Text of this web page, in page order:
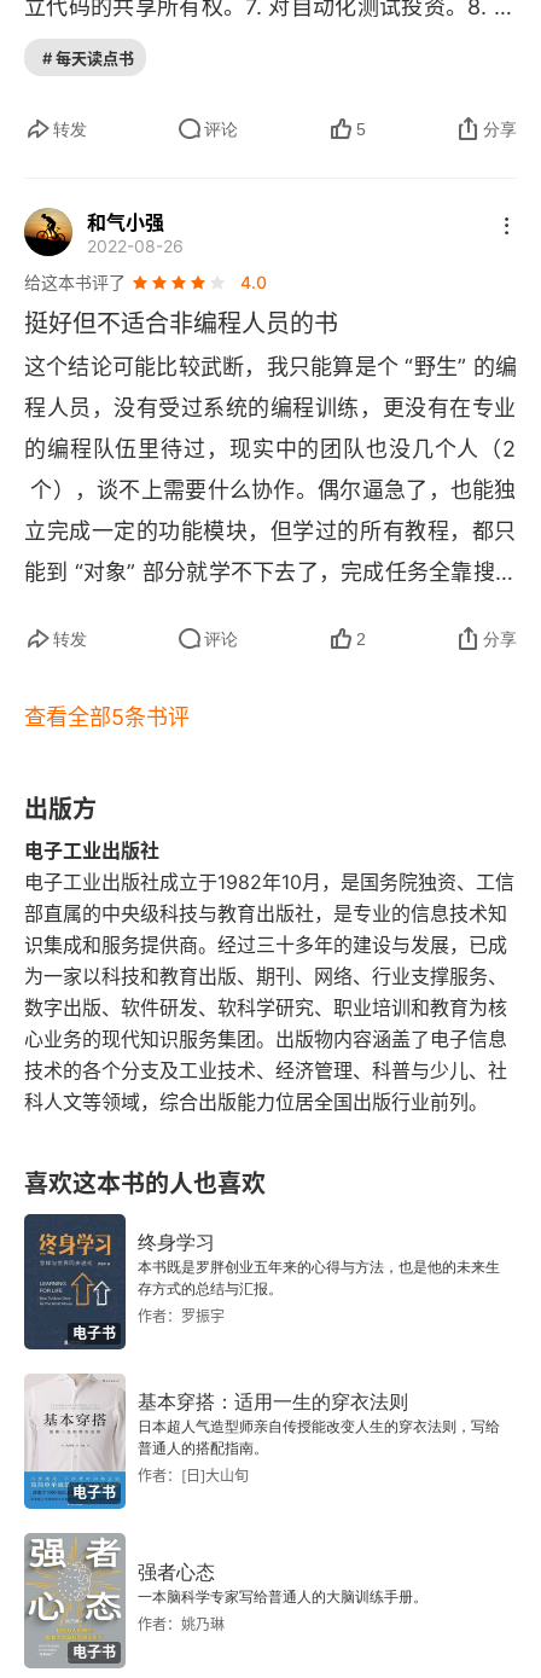
用“如果……就……”计划对抗拖延症
第二部分 执行，执行，再执行
4 投资迭代速度
迅速行动，快速学习
缩短调试验证周期
熟练掌握编程环境
不要忽视工程以外的瓶颈
用正确的指标激励团队
建立指标监控体系
采纳有用的数字
质疑数据的完整性
本章要点
6 尽早且频繁验证想法
用A/B测试持续验证产品变化
当心“一人团队”
建立决策反馈循环
本章要点
7 提升项目估算能力
使用准确的估算推动项目规划
为意外情况留出预算
设定具体的项目目标和可度量的里程碑
及早降低风险
立代码的共享所有权。7. 对自动化测试投资。8. 提
供实验时间，不管是工作时间的 20%，还是黑客马
用最优秀的人。
# 每天读点书
转发 评论 5 分享
和气小强
2022-08-26
给这本书评了
4.0
挺好但不适合非编程人员的书
这个结论可能比较武断，我只能算是个 “野生” 的编
程人员，没有受过系统的编程训练，更没有在专业
的编程队伍里待过，现实中的团队也没几个人（2
个），谈不上需要什么协作。偶尔逼急了，也能独
立完成一定的功能模块，但学过的所有教程，都只
能到 “对象” 部分就学不下去了，完成任务全靠搜索
什么意思，但不知道具体是怎么运行的。这是对不
标。数据里面有魔鬼。3. 不要重复自己，就是天天
都要有长进的意思吧。4. 要理性看待技术债，欠债
要还，但也不能怕欠而不借债，毕竟只要自己的原
始积累哪有加杠杆效率高呢。5. 将自助服务进行到
底，能让用户自助的就别累着管理员。6. 培训，本
来想这块是对自己说，眼前的同事好像就没什么顶
事的人，培训也没什么卵用。后来发现，一方面是
自己的管理能力还不行，要学习提升，另一方面可
力传授给他们。
转发 评论 2 分享
查看全部5条书评
出版方
电子工业出版社
电子工业出版社成立于1982年10月，是国务院独资、工信
部直属的中央级科技与教育出版社，是专业的信息技术知
识集成和服务提供商。经过三十多年的建设与发展，已成
为一家以科技和教育出版、期刊、网络、行业支撑服务、
数字出版、软件研发、软科学研究、职业培训和教育为核
心业务的现代知识服务集团。出版物内容涵盖了电子信息
技术的各个分支及工业技术、经济管理、科普与少儿、社
科人文等领域，综合出版能力位居全国出版行业前列。
喜欢这本书的人也喜欢
电子书
终身学习
本书既是罗胖创业五年来的心得与方法，也是他的未来生
存方式的总结与汇报。
作者：罗振宇
电子书
基本穿搭：适用一生的穿衣法则
日本超人气造型师亲自传授能改变人生的穿衣法则，写给
普通人的搭配指南。
作者：[日]大山旬
电子书
强者心态
一本脑科学专家写给普通人的大脑训练手册。
作者：姚乃琳